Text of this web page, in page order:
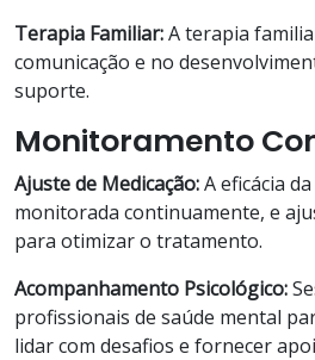
Terapia Familiar:A terapia
comunicação e no
suporte.
Monitoramento
Ajuste de Medicação:A eficácia
monitorada continuamente, e
para otimizar o tratamento.
Acompanhamento Psicológico:
profissionais de saúde mental
lidar com desafios e fornecer